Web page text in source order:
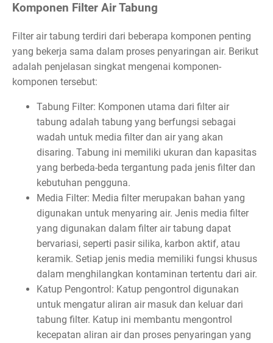
Komponen Filter Air Tabung
Filter air tabung terdiri dari beberapa komponen penting
yang bekerja sama dalam proses penyaringan air. Berikut
adalah penjelasan singkat mengenai komponen-
komponen tersebut:
Tabung Filter: Komponen utama dari filter air
tabung adalah tabung yang berfungsi sebagai
wadah untuk media filter dan air yang akan
disaring. Tabung ini memiliki ukuran dan kapasitas
yang berbeda-beda tergantung pada jenis filter dan
kebutuhan pengguna.
Media Filter: Media filter merupakan bahan yang
digunakan untuk menyaring air. Jenis media filter
yang digunakan dalam filter air tabung dapat
bervariasi, seperti pasir silika, karbon aktif, atau
keramik. Setiap jenis media memiliki fungsi khusus
dalam menghilangkan kontaminan tertentu dari air.
Katup Pengontrol: Katup pengontrol digunakan
untuk mengatur aliran air masuk dan keluar dari
tabung filter. Katup ini membantu mengontrol
kecepatan aliran air dan proses penyaringan yang